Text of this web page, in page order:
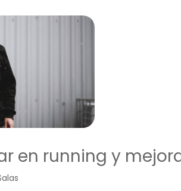
en running y